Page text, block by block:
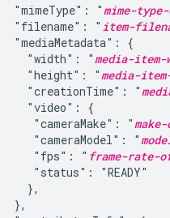
  "mimeType": "
mime-
  "filename": "
item-
  "mediaMetadata": {
    "width": "
media-item-
    "height": "
media-
    "creationTime": "
    "video": {
     "cameraMake": "
     "cameraModel": "
     "fps": "
frame-rate-
     "status": "READY"
    },
  },